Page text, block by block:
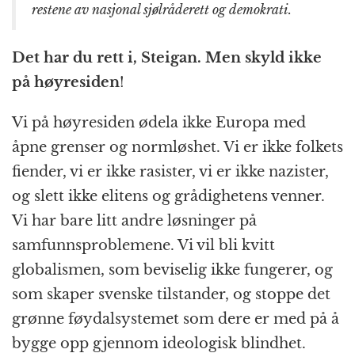
restene av nasjonal sjølråderett og demokrati.
Det har du rett i, Steigan. Men skyld ikke
på høyresiden!
Vi på høyresiden ødela ikke Europa med
åpne grenser og normløshet. Vi er ikke folkets
fiender, vi er ikke rasister, vi er ikke nazister,
og slett ikke elitens og grådighetens venner.
Vi har bare litt andre løsninger på
samfunnsproblemene. Vi vil bli kvitt
globalismen, som beviselig ikke fungerer, og
som skaper svenske tilstander, og stoppe det
grønne føydalsystemet som dere er med på å
bygge opp gjennom ideologisk blindhet.